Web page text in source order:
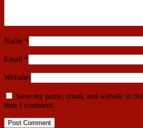
Name *
Email *
Website
Save my name, email, and website in
time I comment.